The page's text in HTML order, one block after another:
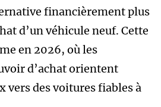
financièrement plus
d’un véhicule neuf. Cette
en 2026, où les
d’achat orientent
vers des voitures fiables à